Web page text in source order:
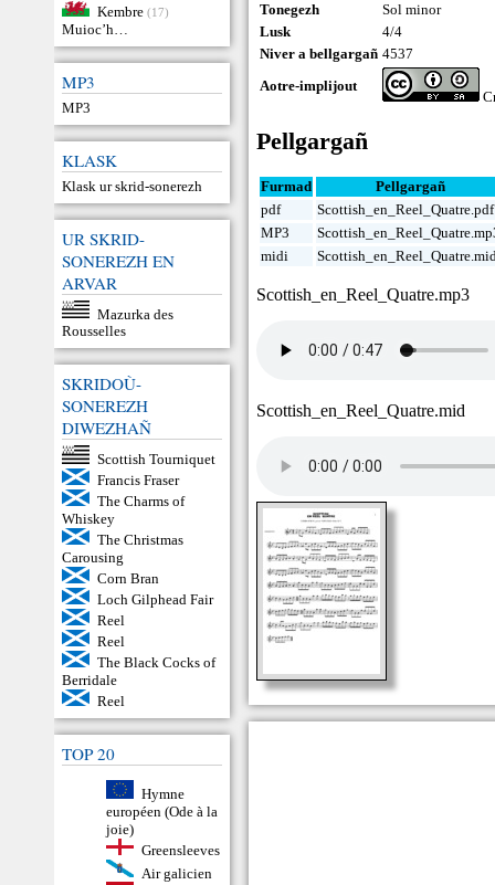
Kembre (17)
Muioc’h…
MP3
MP3
KLASK
Klask ur skrid-sonerezh
UR SKRID-
SONEREZH EN
ARVAR
Mazurka des
Rousselles
SKRIDOÙ-
SONEREZH
DIWEZHAÑ
Scottish Tourniquet
Francis Fraser
The Charms of
Whiskey
The Christmas
Carousing
Corn Bran
Loch Gilphead Fair
Reel
Reel
The Black Cocks of
Berridale
Reel
TOP 20
Hymne
européen (Ode à la
joie)
Greensleeves
Air galicien
Tonegezh
Sol minor
Lusk
4/4
Niver a bellgargañ 4537
Aotre-implijout
Pellgargañ
Furmad
Pellgargañ
pdf
Scottish_en_Reel_Quatre.pdf
MP3
midi
Scottish_en_Reel_Quatre.mp3
Scottish_en_Reel_Quatre.mid